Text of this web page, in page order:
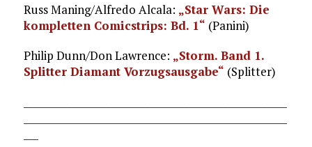
Russ Maning/Alfredo Alcala: „Star Wars: Die
kompletten Comicstrips: Bd. 1“ (Panini)
Philip Dunn/Don Lawrence: „Storm. Band 1.
Splitter Diamant Vorzugsausgabe“ (Splitter)